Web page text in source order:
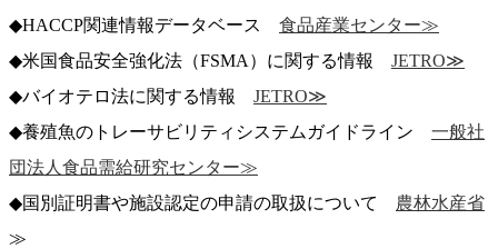
◆HACCP関連情報データベース 食品産業センター≫
◆米国食品安全強化法（FSMA）に関する情報 JETRO≫
◆バイオテロ法に関する情報 JETRO≫
◆養殖魚のトレーサビリティシステムガイドライン 一般社
団法人食品需給研究センター≫
◆国別証明書や施設認定の申請の取扱について 農林水産省
≫